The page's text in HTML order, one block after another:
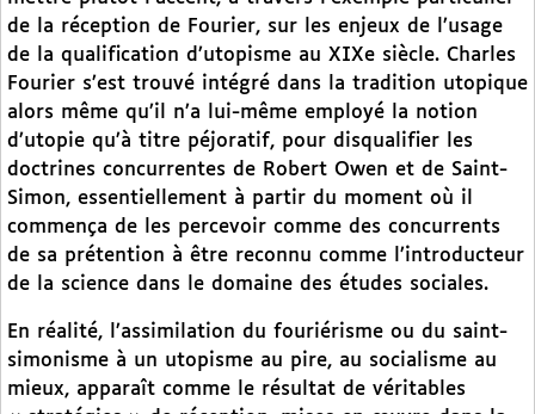
de la réception de Fourier, sur les enjeux de l’usage
de la qualification d’utopisme au XIXe siècle. Charles
Fourier s’est trouvé intégré dans la tradition utopique
alors même qu’il n’a lui-même employé la notion
d’utopie qu’à titre péjoratif, pour disqualifier les
doctrines concurrentes de Robert Owen et de Saint-
Simon, essentiellement à partir du moment où il
commença de les percevoir comme des concurrents
de sa prétention à être reconnu comme l’introducteur
de la science dans le domaine des études sociales.
En réalité, l’assimilation du fouriérisme ou du saint-
simonisme à un utopisme au pire, au socialisme au
mieux, apparaît comme le résultat de véritables